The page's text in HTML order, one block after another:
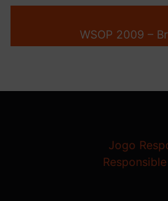
navigation
WSOP 2009 –
Jogo